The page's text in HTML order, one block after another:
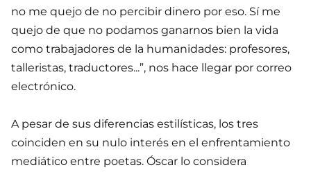
no me quejo de no percibir dinero por eso. Sí me
quejo de que no podamos ganarnos bien la vida
como trabajadores de la humanidades: profesores,
talleristas, traductores...”, nos hace llegar por correo
electrónico.
A pesar de sus diferencias estilísticas, los tres
coinciden en su nulo interés en el enfrentamiento
mediático entre poetas. Óscar lo considera